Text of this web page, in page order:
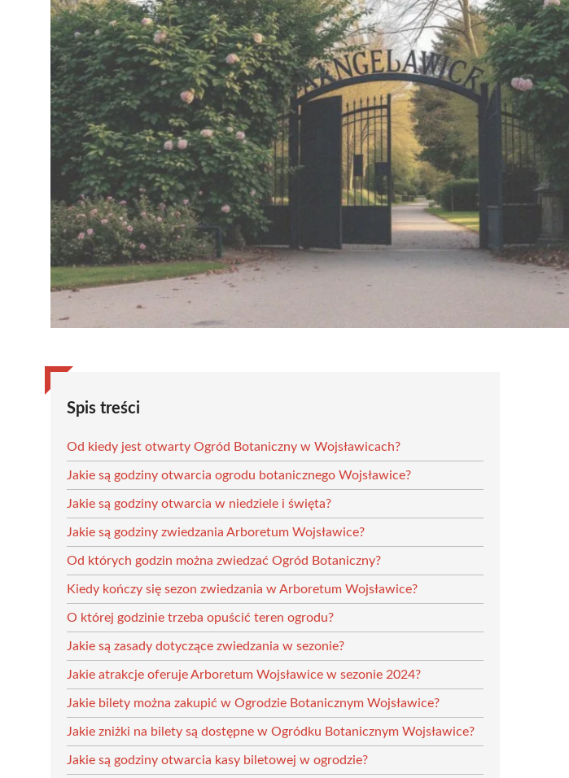
Spis treści
Od kiedy jest otwarty Ogród Botaniczny w Wojsławicach?
Jakie są godziny otwarcia ogrodu botanicznego Wojsławice?
Jakie są godziny otwarcia w niedziele i święta?
Jakie są godziny zwiedzania Arboretum Wojsławice?
Od których godzin można zwiedzać Ogród Botaniczny?
Kiedy kończy się sezon zwiedzania w Arboretum Wojsławice?
O której godzinie trzeba opuścić teren ogrodu?
Jakie są zasady dotyczące zwiedzania w sezonie?
Jakie atrakcje oferuje Arboretum Wojsławice w sezonie 2024?
Jakie bilety można zakupić w Ogrodzie Botanicznym Wojsławice?
Jakie zniżki na bilety są dostępne w Ogródku Botanicznym Wojsławice?
Jakie są godziny otwarcia kasy biletowej w ogrodzie?